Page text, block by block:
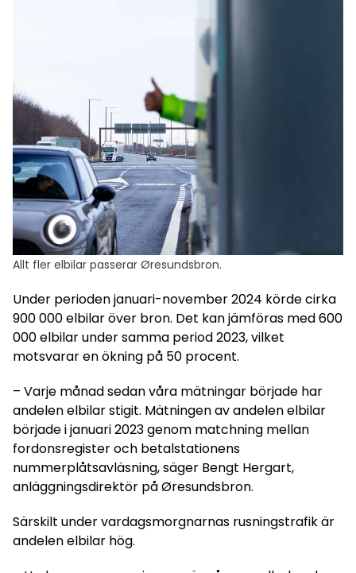
Allt fler elbilar passerar Øresundsbron.
Under perioden januari-november 2024 körde cirka
900 000 elbilar över bron. Det kan jämföras med 600
000 elbilar under samma period 2023, vilket
motsvarar en ökning på 50 procent.
– Varje månad sedan våra mätningar började har
andelen elbilar stigit. Mätningen av andelen elbilar
började i januari 2023 genom matchning mellan
fordonsregister och betalstationens
nummerplåtsavläsning, säger Bengt Hergart,
anläggningsdirektör på Øresundsbron.
Särskilt under vardagsmorgnarnas rusningstrafik är
andelen elbilar hög.